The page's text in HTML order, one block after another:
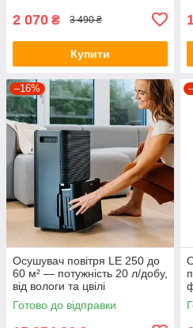
2 070 ₴ 3 490 ₴
Купити
–16%
Осушувач повітря LE 250 до
60 м² — потужність 20 л/добу,
від вологи та цвілі
Готово до відправки